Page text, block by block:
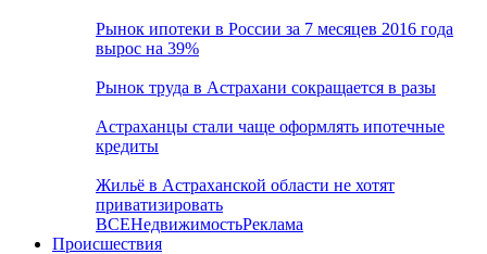
Рынок ипотеки в России за 7 месяцев 2016 года
вырос на 39%
Рынок труда в Астрахани сокращается в разы
Астраханцы стали чаще оформлять ипотечные
кредиты
Жильё в Астраханской области не хотят
приватизировать
ВСЕНедвижимостьРеклама
Происшествия